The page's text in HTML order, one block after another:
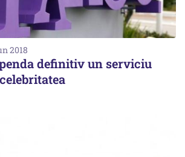
2018
definitiv un serviciu